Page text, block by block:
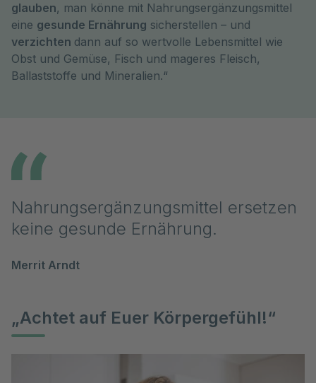
glauben, man könne mit Nahrungsergänzungsmittel
eine gesunde Ernährung sicherstellen – und
verzichten dann auf so wertvolle Lebensmittel wie
Obst und Gemüse, Fisch und mageres Fleisch,
Ballaststoffe und Mineralien.“
Nahrungsergänzungsmittel ersetzen
keine gesunde Ernährung.
Merrit Arndt
„Achtet auf Euer Körpergefühl!“